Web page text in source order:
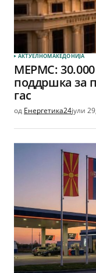
АКТУЕЛНОМАКЕДОНИЈА
МЕРМС:
поддршка за
гас
од Енергетика24јули